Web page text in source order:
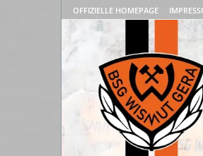
OFFIZIELLE HOMEPAGE